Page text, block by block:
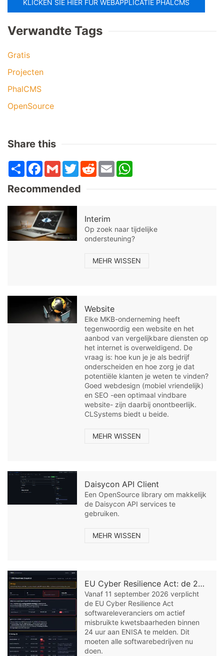
KLICKEN SIE HIER FÜR WEBAPPLICATIE PHALCMS
Verwandte Tags
Gratis
Projecten
PhalCMS
OpenSource
Share this
ShareFacebook
GmailTwitterRedditEmail
Recommended
Interim
Op zoek naar tijdelijke
ondersteuning?
MEHR WISSEN
Website
Elke MKB-onderneming heeft
tegenwoordig een website en het
aanbod van vergelijkbare diensten op
het internet is overweldigend. De
vraag is: hoe kun je je als bedrijf
onderscheiden en hoe zorg je dat
potentiële klanten je weten te vinden?
Goed webdesign (mobiel vriendelijk)
en SEO -een optimaal vindbare
website- zijn daarbij onontbeerlijk.
CLSystems biedt u beide.
MEHR WISSEN
Daisycon API Client
Een OpenSource library om makkelijk
de Daisycon API services te
gebruiken.
MEHR WISSEN
EU Cyber Resilience Act: de 24-uurs meldplicht voor software-leveranciers
Vanaf 11 september 2026 verplicht
de EU Cyber Resilience Act
softwareleveranciers om actief
misbruikte kwetsbaarheden binnen
24 uur aan ENISA te melden. Dit
moeten alle softwarebedrijven nu
doen.